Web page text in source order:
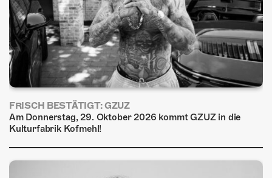
FRISCH BESTÄTIGT: GZUZ
Am Donnerstag, 29. Oktober 2026 kommt GZUZ in die
Kulturfabrik Kofmehl!